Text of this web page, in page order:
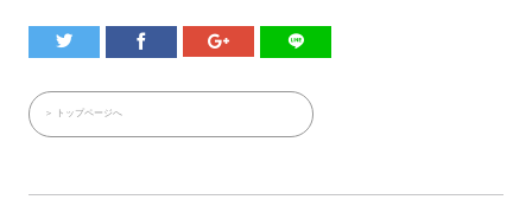
＞ トップページへ